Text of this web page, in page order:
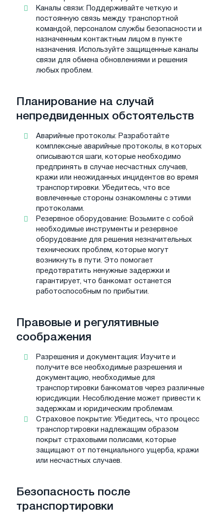
Каналы связи: Поддерживайте четкую и
постоянную связь между транспортной
командой, персоналом службы безопасности и
назначенным контактным лицом в пункте
назначения. Используйте защищенные каналы
связи для обмена обновлениями и решения
любых проблем.
Планирование на случай
непредвиденных обстоятельств
Аварийные протоколы: Разработайте
комплексные аварийные протоколы, в которых
описываются шаги, которые необходимо
предпринять в случае несчастных случаев,
кражи или неожиданных инцидентов во время
транспортировки. Убедитесь, что все
вовлеченные стороны ознакомлены с этими
протоколами.
Резервное оборудование: Возьмите с собой
необходимые инструменты и резервное
оборудование для решения незначительных
технических проблем, которые могут
возникнуть в пути. Это помогает
предотвратить ненужные задержки и
гарантирует, что банкомат останется
работоспособным по прибытии.
Правовые и регулятивные
соображения
Разрешения и документация: Изучите и
получите все необходимые разрешения и
документацию, необходимые для
транспортировки банкоматов через различные
юрисдикции. Несоблюдение может привести к
задержкам и юридическим проблемам.
Страховое покрытие: Убедитесь, что процесс
транспортировки надлежащим образом
покрыт страховыми полисами, которые
защищают от потенциального ущерба, кражи
или несчастных случаев.
Безопасность после
транспортировки